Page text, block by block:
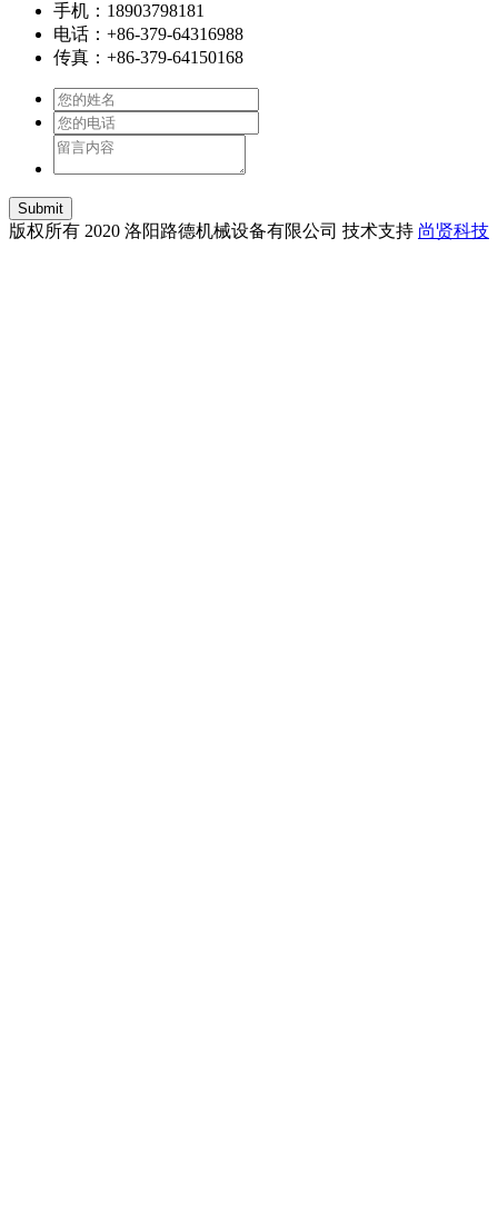
手机：18903798181
电话：+86-379-64316988
传真：+86-379-64150168
Submit
版权所有 2020 洛阳路德机械设备有限公司 技术支持 尚贤科技